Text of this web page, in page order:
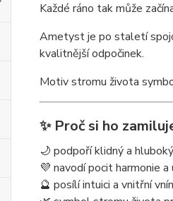
Každé ráno tak může
Ametyst je po staletí
kvalitnější odpočinek.
Motiv stromu života
✨ Proč si ho
🌙 podpoří klidný a
💜 navodí pocit harmonie a
🔮 posílí intuici a vnitřní